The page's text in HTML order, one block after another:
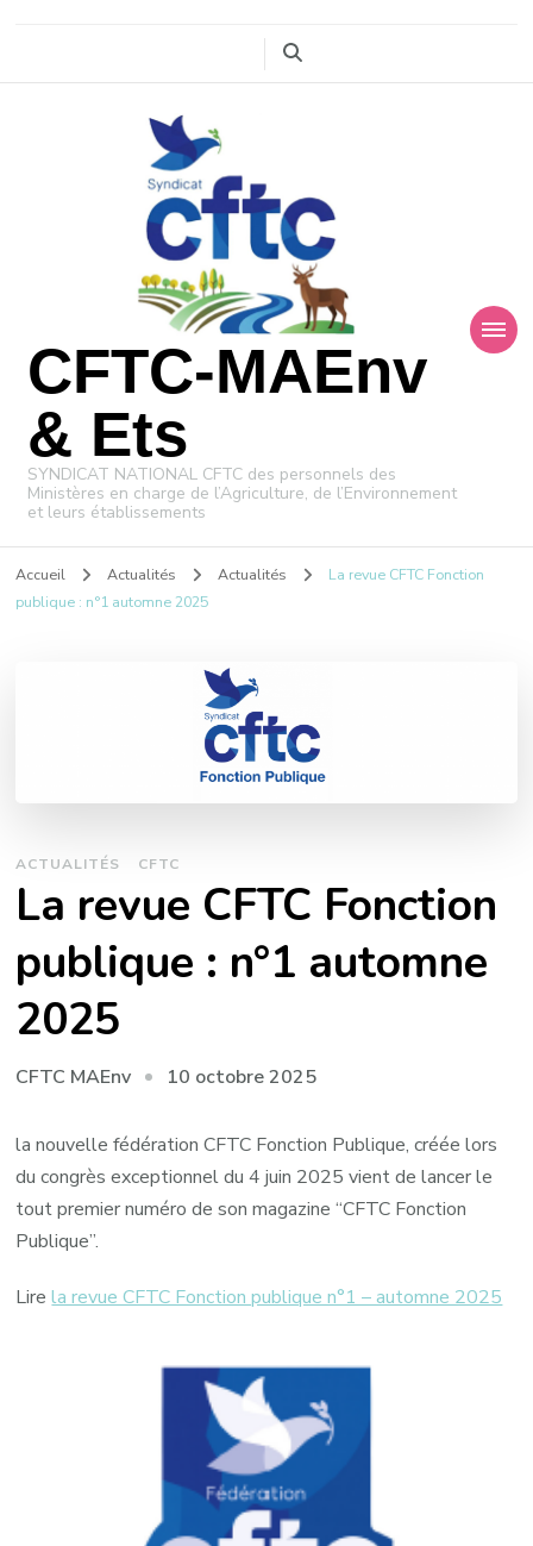
CFTC-MAEnv
& Ets
SYNDICAT NATIONAL CFTC des personnels des
Ministères en charge de l’Agriculture, de l’Environnement
et leurs établissements
Accueil Actualités Actualités
La revue CFTC Fonction
publique : n°1 automne 2025
ACTUALITÉS CFTC
La revue CFTC Fonction
publique : n°1 automne
2025
CFTC MAEnv 10 octobre 2025
la nouvelle fédération CFTC Fonction Publique, créée lors
du congrès exceptionnel du 4 juin 2025 vient de lancer le
tout premier numéro de son magazine “CFTC Fonction
Publique”.
Lirela revue CFTC Fonction publique n°1 – automne 2025